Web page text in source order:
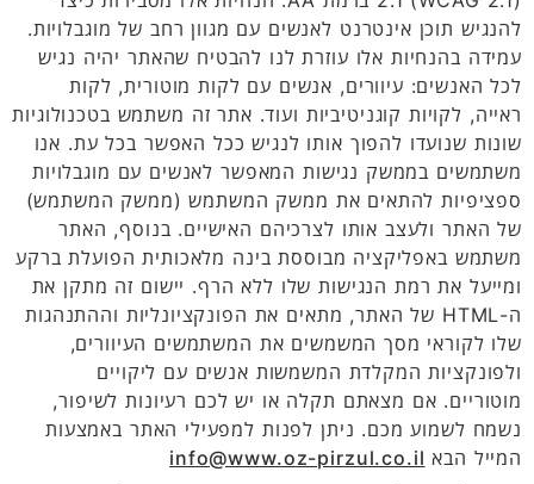
להנגיש תוכן אינטרנט לאנשים עם מגוון רחב של מוגבלויות.
עמידה בהנחיות אלו עוזרת לנו להבטיח שהאתר יהיה נגיש
לכל האנשים: עיוורים, אנשים עם לקות מוטורית, לקות
ראייה, לקויות קוגניטיביות ועוד. אתר זה משתמש בטכנולוגיות
שונות שנועדו להפוך אותו לנגיש ככל האפשר בכל עת. אנו
משתמשים בממשק נגישות המאפשר לאנשים עם מוגבלויות
ספציפיות להתאים את ממשק המשתמש (ממשק המשתמש)
של האתר ולעצב אותו לצרכיהם האישיים. בנוסף, האתר
משתמש באפליקציה מבוססת בינה מלאכותית הפועלת ברקע
ומייעל את רמת הנגישות שלו ללא הרף. יישום זה מתקן את
ה-HTML של האתר, מתאים את הפונקציונליות וההתנהגות
שלו לקוראי מסך המשמשים את המשתמשים העיוורים,
ולפונקציות המקלדת המשמשות אנשים עם ליקויים
מוטוריים. אם מצאתם תקלה או יש לכם רעיונות לשיפור,
נשמח לשמוע מכם. ניתן לפנות למפעילי האתר באמצעות
המייל הבא info@www.oz-pirzul.co.il